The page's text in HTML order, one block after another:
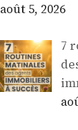
août 5, 2026
7